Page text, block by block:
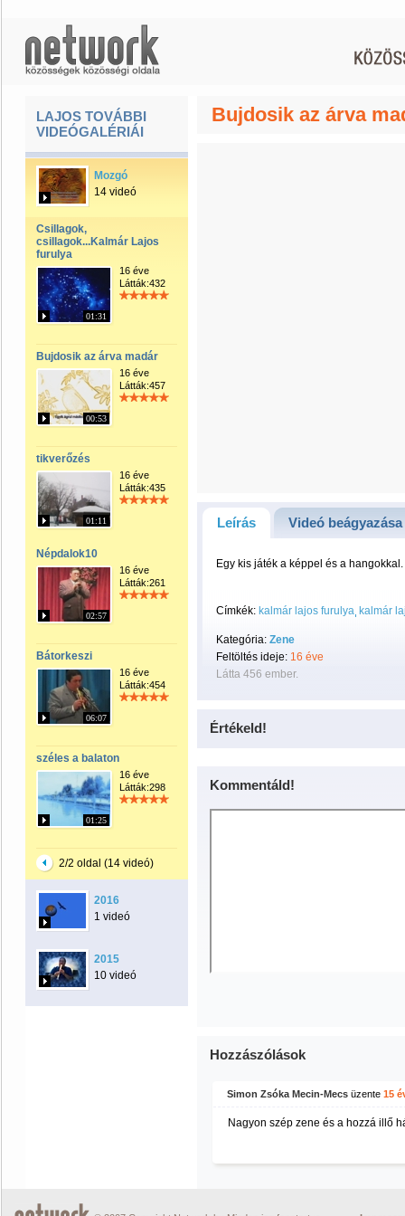
LAJOS TOVÁBBI
VIDEÓGALÉRIÁI
Mozgó
14 videó
Csillagok,
csillagok...Kalmár Lajos
furulya
01:31
16 éve
Látták:432
Bujdosik az árva madár
00:53
16 éve
Látták:457
tikverőzés
01:11
16 éve
Látták:435
Népdalok10
02:57
16 éve
Látták:261
Bátorkeszi
06:07
16 éve
Látták:454
széles a balaton
01:25
16 éve
Látták:298
2/2 oldal (14 videó)
2016
1 videó
2015
10 videó
Bujdosik az árva
Leírás Videó beágyazása
Egy kis játék a képpel és a hangokkal.
Címkék: kalmár lajos furulya kalmár
Kategória: Zene
Feltöltés ideje: 16 éve
Látta 456 ember.
Értékeld!
Kommentáld!
Hozzászólások
Simon Zsóka Mecin-Mecs üzente 15
Nagyon szép zene és a hozzá illő